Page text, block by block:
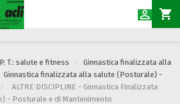
shopping_cart

T.: salute e fitness
Ginnastica finalizzata alla
Ginnastica finalizzata alla salute (Posturale) -
ALTRE DISCIPLINE - Ginnastica Finalizzata
- Posturale e di Mantenimento